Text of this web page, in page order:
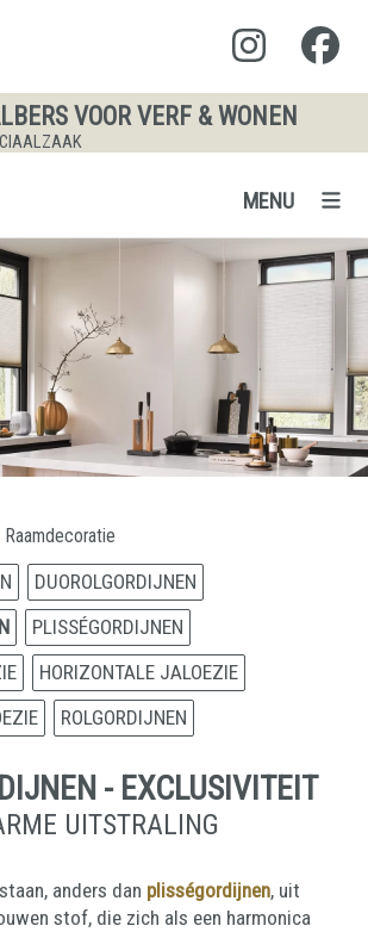
VOOR VERF & WONEN
MENU
Raamdecoratie
DUOROLGORDIJNEN
PLISSÉGORDIJNEN
HORIZONTALE JALOEZIE
ROLGORDIJNEN
- EXCLUSIVITEIT
UITSTRALING
anders dan plisségordijnen, uit
stof, die zich als een harmonica